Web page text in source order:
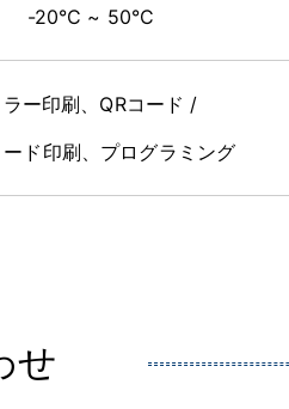
-20°C ~ 50°C
ー印刷、 QRコード /
ド印刷、 プログラミング
せ